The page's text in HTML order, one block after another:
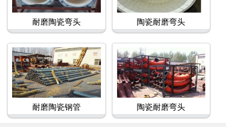
耐磨陶瓷弯头 陶瓷耐磨弯头
耐磨陶瓷钢管 陶瓷耐磨弯头